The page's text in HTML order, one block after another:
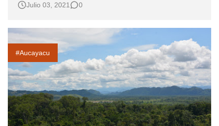
Julio 03, 2021 0
#Aucayacu